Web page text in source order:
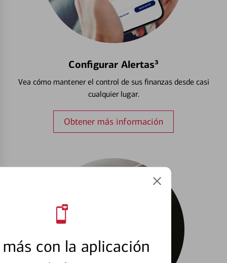
con la aplicación
Configurar Alertas³
Vea cómo mantener el control de sus finanzas desde casi
cualquier lugar.
Obtener más información